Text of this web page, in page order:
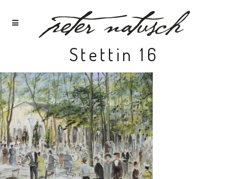
Stettin 16